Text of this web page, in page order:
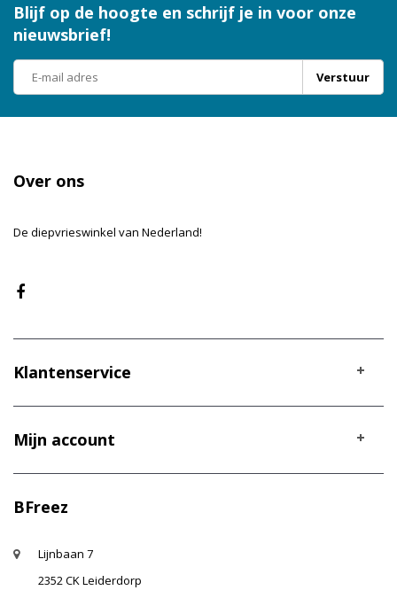
Blijf op de hoogte en schrijf je in voor onze
nieuwsbrief!
Verstuur
Over ons
De diepvrieswinkel van Nederland!
Klantenservice
Mijn account
BFreez
Lijnbaan 7
2352 CK Leiderdorp